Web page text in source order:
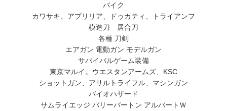
バイク
カワサキ、アプリリア、ドゥカティ、トライアンフ
模造刀 居合刀
各種 刀剣
エアガン 電動ガン モデルガン
サバイバルゲーム装備
東京マルイ。ウエスタンアームズ、KSC
ショットガン、アサルトライフル、マシンガン
バイオハザード
サムライエッジ バリーバートン アルバートＷ